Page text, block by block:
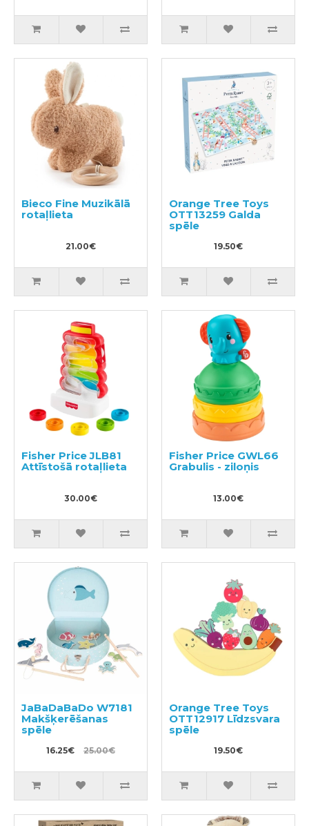
Bieco Fine Muzikālā
rotaļlieta
21.00€
Orange Tree Toys
OTT13259 Galda
spēle
19.50€
Fisher Price JLB81
Attīstošā rotaļlieta
30.00€
Fisher Price GWL66
Grabulis - ziloņis
13.00€
JaBaDaBaDo W7181
Makšķerēšanas
spēle
16.25€ 25.00€
Orange Tree Toys
OTT12917 Līdzsvara
spēle
19.50€